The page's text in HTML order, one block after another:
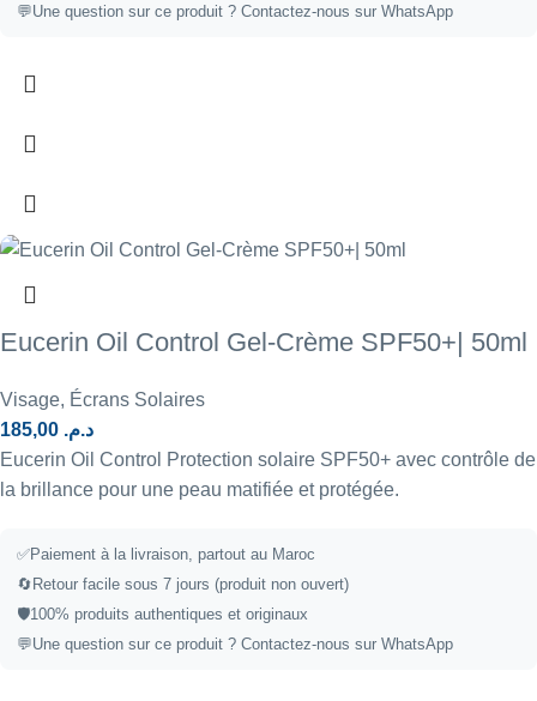
💬Une question sur ce produit ? Contactez-nous sur WhatsApp
Eucerin Oil Control Gel-Crème SPF50+| 50ml
Visage, Écrans Solaires
د.م.
Eucerin Oil Control Protection solaire SPF50+ avec contrôle de
la brillance pour une peau matifiée et protégée.
✅Paiement à la livraison, partout au Maroc
🔄 Retour facile sous 7 jours (produit non ouvert)
🛡️100% produits authentiques et originaux
💬Une question sur ce produit ? Contactez-nous sur WhatsApp